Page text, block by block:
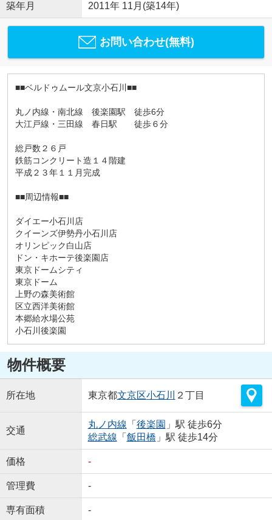
築年月 2011年 11月(築14年)
お問い合わせ(無料)
■■ベルドゥムール文京小石川■■
丸ノ内線・南北線 後楽園駅 徒歩6分
大江戸線・三田線 春日駅 徒歩６分
総戸数２６戸
鉄筋コンクリート造１４階建
平成２３年１１月完成
■■周辺情報■■
ダイエー小石川店
クイーンズ伊勢丹小石川店
オリンピック白山店
ドン・キホーテ後楽園店
東京ドームシティ
東京ドーム
上野の森美術館
区立西洋美術館
本郷給水場公苑
小石川後楽園
物件概要
所在地 東京都文京区小石川 ２丁目
交通
丸ノ内線 「 後楽園 」駅 徒歩6分
総武線 「 飯田橋 」駅 徒歩14分
価格 -
管理費 -
専有面積 -